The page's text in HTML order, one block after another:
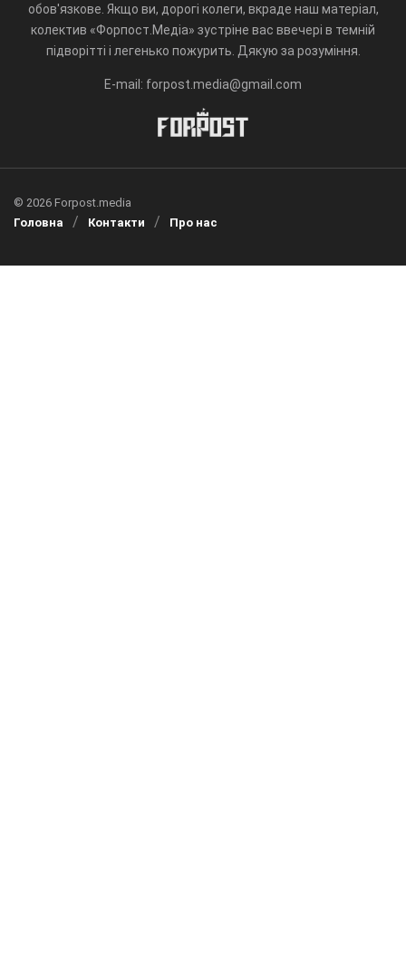
обов'язкове. Якщо ви, дорогі колеги, вкраде наш матеріал,
колектив «Форпост.Медіа» зустріне вас ввечері в темній
підворітті і легенько пожурить. Дякую за розуміння.
E-mail: forpost.media@gmail.com
© 2026 Forpost.media
Головна
Контакти Про нас